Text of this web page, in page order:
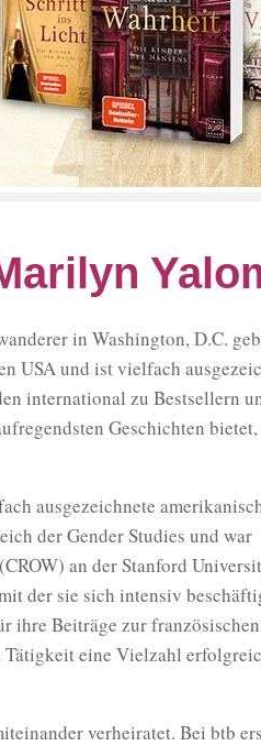
in Washington, D.C.
USA und ist vielfach
international zu Bestsellern
Geschichten bietet,
ausgezeichnete
der Gender Studies und war
an der Stanford
der sie sich intensiv
ihre Beiträge zur
Tätigkeit eine Vielzahl
verheiratet. Bei btb